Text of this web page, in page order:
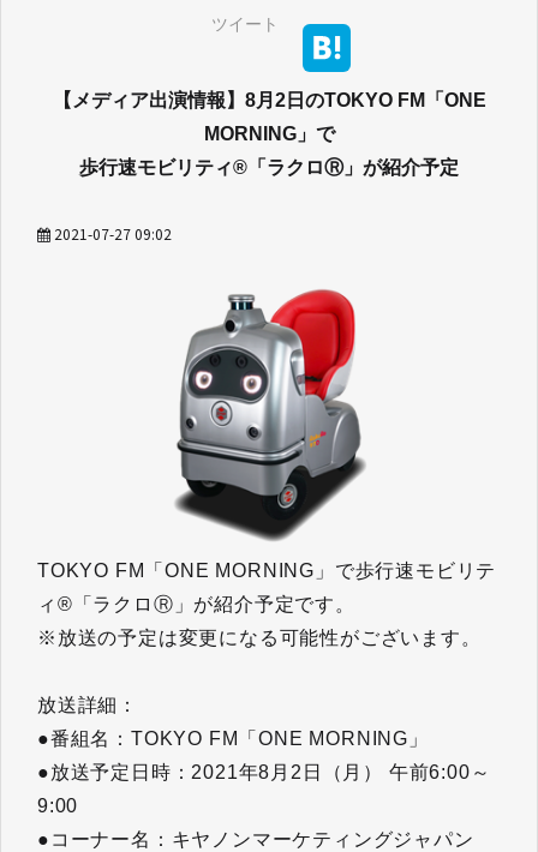
ツイート
【メディア出演情報】8月2日のTOKYO FM「ONE
MORNING」で
歩行速モビリティ®「ラクロⓇ」が紹介予定
2021-07-27 09:02
TOKYO FM「ONE MORNING」で歩行速モビリテ
ィ®「ラクロⓇ」が紹介予定です。
※放送の予定は変更になる可能性がございます。
放送詳細：
●番組名：TOKYO FM「ONE MORNING」
●放送予定日時：2021年8月2日（月） 午前6:00～
9:00
●コーナー名：キヤノンマーケティングジャパン